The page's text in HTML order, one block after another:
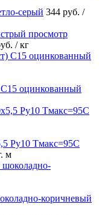
серый 344 руб. /
просмотр
/ кг
оцинкованный
Ру10 Тмакс=95C
м
коричневый